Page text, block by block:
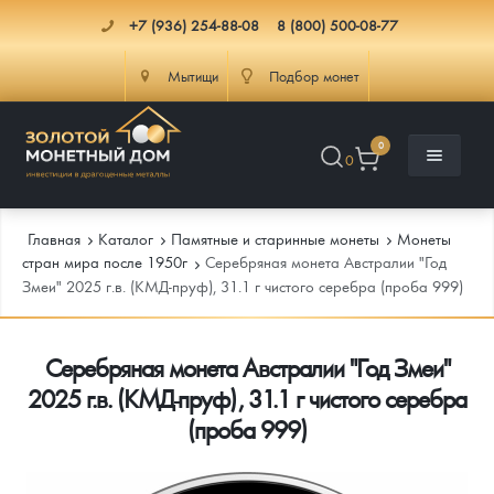
+7 (936) 254-88-08 8 (800) 500-08-77
Мытищи Подбор монет
0
0
Каталог
Каталог Монет
Инвестиционные монеты
Инфо
Как сделать заказ
Главная Каталог Памятные и старинные монеты
Монеты
стран мира после 1950г
Серебряная монета Австралии "Год
Змеи" 2025 г.в. (КМД-пруф), 31.1 г чистого серебра (проба 999)
Серебряная монета Австралии "Год Змеи"
2025 г.в. (КМД-пруф), 31.1 г чистого серебра
(проба 999)